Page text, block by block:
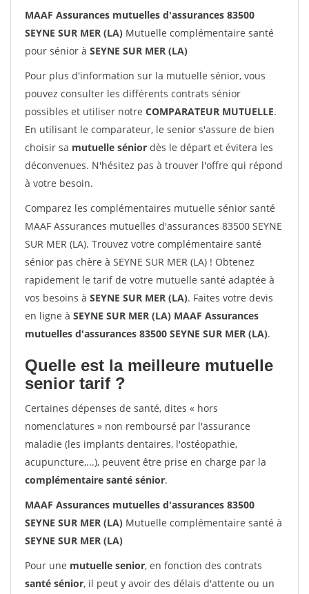
MAAF Assurances mutuelles d'assurances 83500
SEYNE SUR MER (LA) Mutuelle complémentaire santé
pour sénior à SEYNE SUR MER (LA)
Pour plus d'information sur la mutuelle sénior, vous
pouvez consulter les différents contrats sénior
possibles et utiliser notre COMPARATEUR MUTUELLE.
En utilisant le comparateur, le senior s'assure de bien
choisir sa mutuelle sénior dès le départ et évitera les
déconvenues. N'hésitez pas à trouver l'offre qui répond
à votre besoin.
Comparez les complémentaires mutuelle sénior santé
MAAF Assurances mutuelles d'assurances 83500 SEYNE
SUR MER (LA). Trouvez votre complémentaire santé
sénior pas chère à SEYNE SUR MER (LA) ! Obtenez
rapidement le tarif de votre mutuelle santé adaptée à
vos besoins à SEYNE SUR MER (LA). Faites votre devis
en ligne à SEYNE SUR MER (LA) MAAF Assurances
mutuelles d'assurances 83500 SEYNE SUR MER (LA).
Quelle est la meilleure mutuelle
senior tarif ?
Certaines dépenses de santé, dites « hors
nomenclatures » non remboursé par l'assurance
maladie (les implants dentaires, l'ostéopathie,
acupuncture,...), peuvent être prise en charge par la
complémentaire santé sénior.
MAAF Assurances mutuelles d'assurances 83500
SEYNE SUR MER (LA) Mutuelle complémentaire santé à
SEYNE SUR MER (LA)
Pour une mutuelle senior, en fonction des contrats
santé sénior, il peut y avoir des délais d'attente ou un